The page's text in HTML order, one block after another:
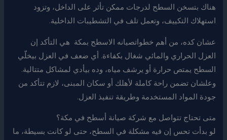
هناك بتسخن السطح لدرجات ممكن تأثر على الداخل، وتزود
استهلاك التكييف، وتعمل تلف في التشطيبات الداخلية.
عشان كده، من أهم خطواتصيانه الاسطح بمكة هي التأكد إن
العزل الحراري والمائي شغال بكفاءة. أي ضعف في العزل بيخلّي
السطح يمتص حرارة أو يرشف مياه، وده بيأدي لمشاكل متتالية.
وعلشان تضمن راحة كاملة لأهلك أو سكان المبنى، لازم تتأكد من
جودة المواد المستخدمة وطريقة تنفيذ العزل.
متى تحتاج تتواصل مع شركة صيانة أسطح في مكة؟
لو بدأت تحس إن فيه مشكلة في السطح، حتى لو كانت بسيطة، ما